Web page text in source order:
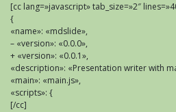
[cc lang=»javascript» tab_size=»2″
{
«name»: «mdslide»,
– «version»: «0.0.0»,
+ «version»: «0.0.1»,
«description»: «Presentation writer with
«main»: «main.js»,
«scripts»: {
[/cc]